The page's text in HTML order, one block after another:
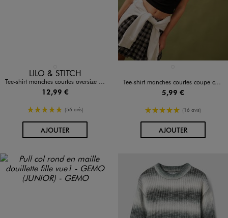
Disponible en 1 coloris
LILO & STITCH
Tee-shirt manches courtes oversize à motif Stitch fille - Disney
12,99 €
5/5 de moyenne
(56 avis)
AJOUTERAU PANIER
Tee-shirt manches courtes coupe courte avec studs fille
5,99 €
5/5 de moyenne
(16 avis)
AJOUTERAU PANIER